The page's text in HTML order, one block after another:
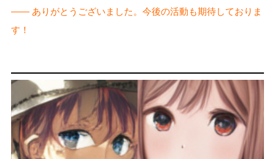
―― ありがとうございました。今後の活動も期待しておりま
す！